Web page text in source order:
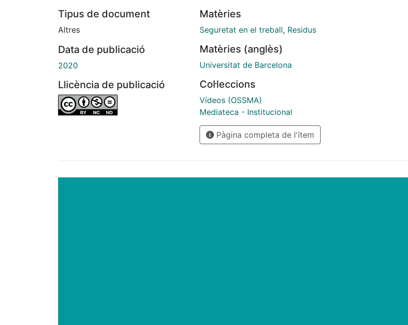
Tipus de document
Altres
Data de publicació
2020
Llicència de publicació
Matèries
Seguretat en el treball, Residus
Matèries (anglès)
Universitat de Barcelona
Col·leccions
Vídeos (OSSMA)
Mediateca - Institucional
Pàgina completa de l'ítem